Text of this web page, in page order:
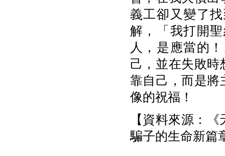
義工卻又變了
解，「我打開
人，是應當的
己，並在失敗時
靠自己，而是將
像的祝福！
【資料來源：
騙子的生命新篇